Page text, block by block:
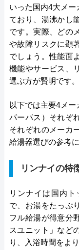
いった国内4大メ
ており、湯沸かし
です。実際、どの
や故障リスクに顕
でしょう。性能面
機能やサービス、
選ぶ方が賢明です。
以下では主要4メー
パーパス）それぞ
それぞれのメーカ
給湯器選びの参考
リンナイの特
リンナイは国内
で、お湯をたっぷ
フル給湯が得意分
スユニット」など
り、入浴時間をよ